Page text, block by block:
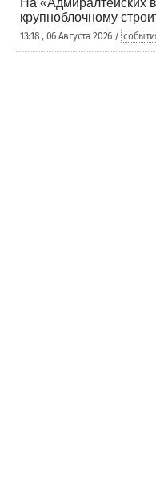
На «Адмиралтейских
крупноблочному
13:18 , 06 Августа 2026 /